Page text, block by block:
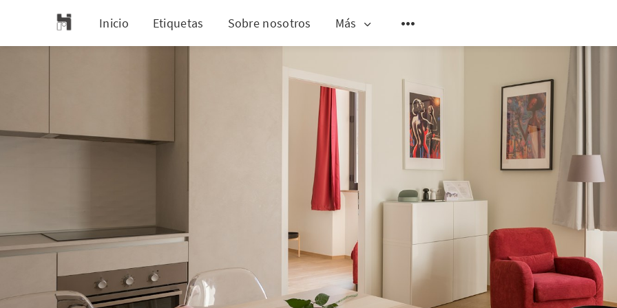
Inicio Etiquetas Sobre nosotros Más